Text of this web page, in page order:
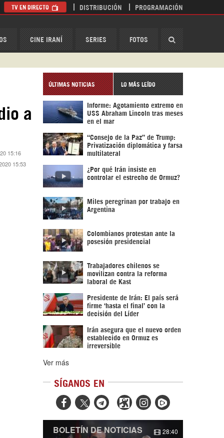
CINE IRANÍ SERIES FOTOS
TV EN DIRECTO DISTRIBUCIÓN PROGRAMACIÓN
a
15:16
15:53
ÚLTIMAS NOTICIAS LO MÁS LEÍDO
Informe: Agotamiento extremo en
USS Abraham Lincoln tras meses
en el mar
“Consejo de la Paz” de Trump:
Privatización diplomática y farsa
multilateral
¿Por qué Irán insiste en
controlar el estrecho de Ormuz?
Miles peregrinan por trabajo en
Argentina
Colombianos protestan ante la
posesión presidencial
Trabajadores chilenos se
movilizan contra la reforma
laboral de Kast
Presidente de Irán: El país será
firme ‘hasta el final’ con la
decisión del Líder
Irán asegura que el nuevo orden
establecido en Ormuz es
irreversible
Ver más
SÍGANOS EN
  
BOLETÍN DE NOTICIAS 28:40